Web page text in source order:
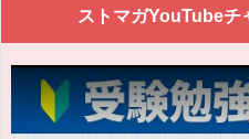
ストマガYouTubeチ